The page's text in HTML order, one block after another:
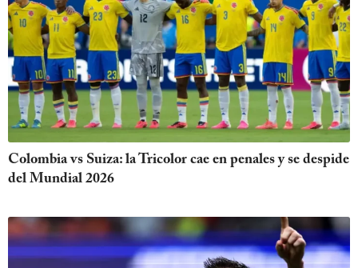
Colombia vs Suiza: la Tricolor cae en penales y se despide
del Mundial 2026